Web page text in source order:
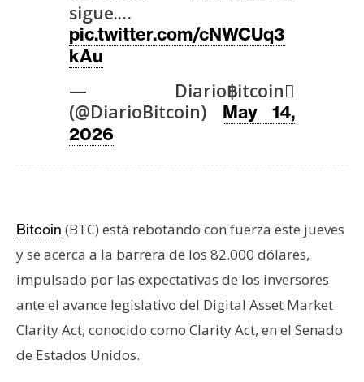
e
s
R
e
u
r
sigue.…
pic.twitter.com/cNWCUq3
kAu
— Diario฿itcoin
(@DiarioBitcoin) May 14,
2026
Bitcoin (BTC) está rebotando con fuerza este jueves
y se acerca a la barrera de los 82.000 dólares,
impulsado por las expectativas de los inversores
ante el avance legislativo del Digital Asset Market
Clarity Act, conocido como Clarity Act, en el Senado
de Estados Unidos.